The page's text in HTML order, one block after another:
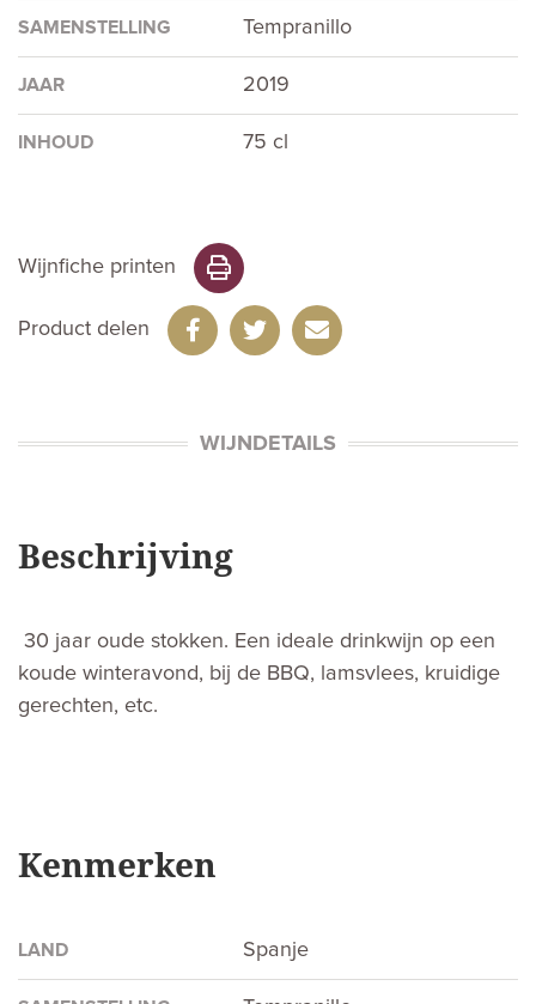
SAMENSTELLING Tempranillo
JAAR 2019
INHOUD 75 cl
Wijnfiche printen
Product delen
WIJNDETAILS
Beschrijving
30 jaar oude stokken. Een ideale drinkwijn op een
koude winteravond, bij de BBQ, lamsvlees, kruidige
gerechten, etc.
Kenmerken
LAND Spanje